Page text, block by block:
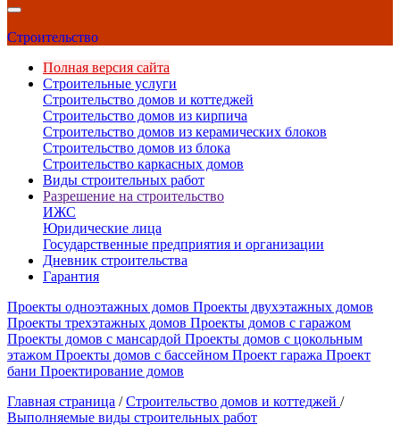
Строительство
Полная версия сайта
Строительные услуги
Строительство домов и коттеджей
Строительство домов из кирпича
Строительство домов из керамических блоков
Строительство домов из блока
Строительство каркасных домов
Виды строительных работ
Разрешение на строительство
ИЖС
Юридические лица
Государственные предприятия и организации
Дневник строительства
Гарантия
Проекты одноэтажных домов Проекты двухэтажных домов
Проекты трехэтажных домов Проекты домов с гаражом
Проекты домов с мансардой Проекты домов с цокольным
этажом Проекты домов с бассейном Проект гаража Проект
бани Проектирование домов
Главная страница / Строительство домов и коттеджей /
Выполняемые виды строительных работ